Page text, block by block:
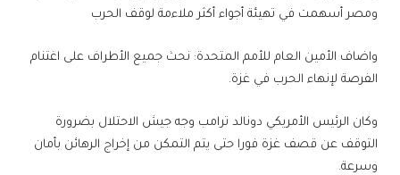
ومصر أسهمت في تهيئة أجواء أكثر ملاءمة لوقف الحرب
واضاف الأمين العام للأمم المتحدة: نحث جميع الأطراف على اغتنام
الفرصة لإنهاء الحرب في غزة.
وكان الرئيس الأمريكي دونالد ترامب وجه جيش الاحتلال بضرورة
التوقف عن قصف غزة فورا حتى يتم التمكن من إخراج الرهائن بأمان
وسرعة.